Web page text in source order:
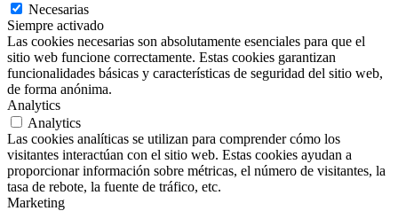
Necesarias
Siempre activado
Las cookies necesarias son absolutamente esenciales para que el
sitio web funcione correctamente. Estas cookies garantizan
funcionalidades básicas y características de seguridad del sitio web,
de forma anónima.
Analytics
Analytics
Las cookies analíticas se utilizan para comprender cómo los
visitantes interactúan con el sitio web. Estas cookies ayudan a
proporcionar información sobre métricas, el número de visitantes, la
tasa de rebote, la fuente de tráfico, etc.
Marketing